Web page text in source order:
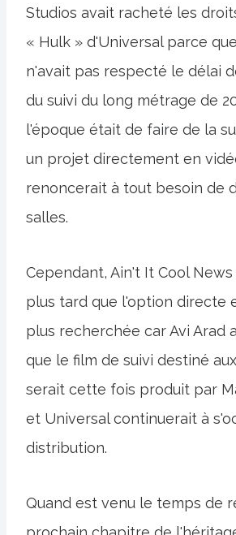
Studios avait racheté les
« Hulk » d'Universal parce
n'avait pas respecté le délai
du suivi du long métrage de
l'époque était de faire de la
un projet directement en
renoncerait à tout besoin de
salles.
Cependant, Ain't It Cool
plus tard que l'option directe
plus recherchée car Avi Arad
que le film de suivi destiné
serait cette fois produit par
et Universal continuerait à
distribution.
Quand est venu le temps de